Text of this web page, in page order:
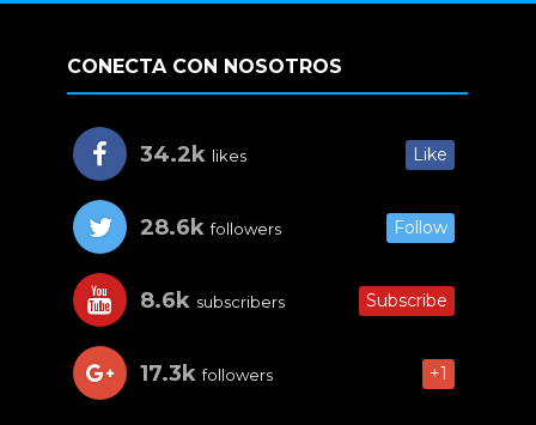
CONECTA CON NOSOTROS
34.2k likes Like
28.6k followers Follow
8.6k subscribers Subscribe
17.3k followers +1